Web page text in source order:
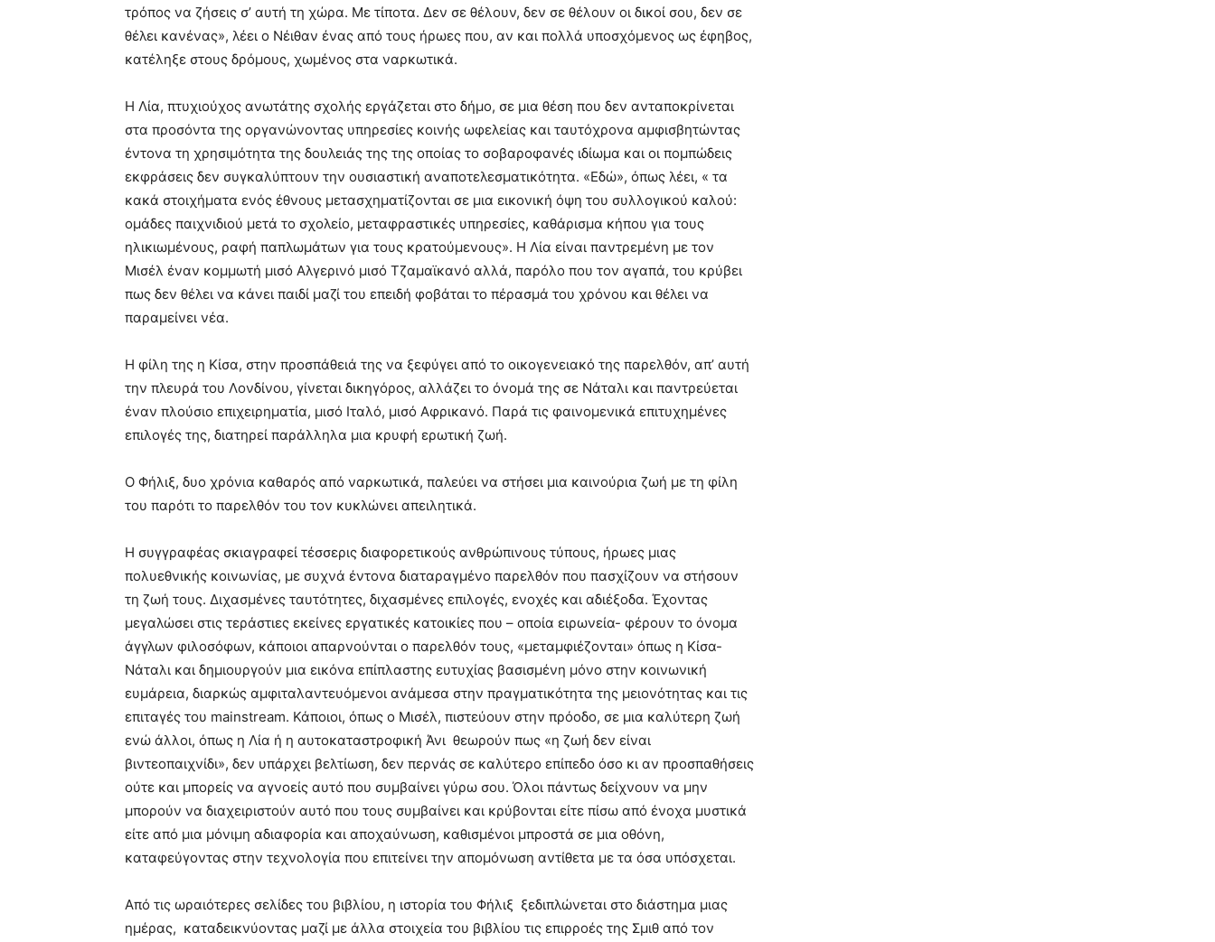
τρόπος να ζήσεις σ’ αυτή τη χώρα. Με τίποτα. Δεν σε θέλουν, δεν σε θέλουν οι δικοί σου, δεν σε
θέλει κανένας», λέει ο Νέιθαν ένας από τους ήρωες που, αν και πολλά υποσχόμενος ως έφηβος,
κατέληξε στους δρόμους, χωμένος στα ναρκωτικά.
Η Λία, πτυχιούχος ανωτάτης σχολής εργάζεται στο δήμο, σε μια θέση που δεν ανταποκρίνεται
στα προσόντα της οργανώνοντας υπηρεσίες κοινής ωφελείας και ταυτόχρονα αμφισβητώντας
έντονα τη χρησιμότητα της δουλειάς της της οποίας το σοβαροφανές ιδίωμα και οι πομπώδεις
εκφράσεις δεν συγκαλύπτουν την ουσιαστική αναποτελεσματικότητα. «Εδώ», όπως λέει, « τα
κακά στοιχήματα ενός έθνους μετασχηματίζονται σε μια εικονική όψη του συλλογικού καλού:
ομάδες παιχνιδιού μετά το σχολείο, μεταφραστικές υπηρεσίες, καθάρισμα κήπου για τους
ηλικιωμένους, ραφή παπλωμάτων για τους κρατούμενους». Η Λία είναι παντρεμένη με τον
Μισέλ έναν κομμωτή μισό Αλγερινό μισό Τζαμαϊκανό αλλά, παρόλο που τον αγαπά, του κρύβει
πως δεν θέλει να κάνει παιδί μαζί του επειδή φοβάται το πέρασμά του χρόνου και θέλει να
παραμείνει νέα.
Η φίλη της η Κίσα, στην προσπάθειά της να ξεφύγει από το οικογενειακό της παρελθόν, απ’ αυτή
την πλευρά του Λονδίνου, γίνεται δικηγόρος, αλλάζει το όνομά της σε Νάταλι και παντρεύεται
έναν πλούσιο επιχειρηματία, μισό Ιταλό, μισό Αφρικανό. Παρά τις φαινομενικά επιτυχημένες
επιλογές της, διατηρεί παράλληλα μια κρυφή ερωτική ζωή.
Ο Φήλιξ, δυο χρόνια καθαρός από ναρκωτικά, παλεύει να στήσει μια καινούρια ζωή με τη φίλη
του παρότι το παρελθόν του τον κυκλώνει απειλητικά.
Η συγγραφέας σκιαγραφεί τέσσερις διαφορετικούς ανθρώπινους τύπους, ήρωες μιας
πολυεθνικής κοινωνίας, με συχνά έντονα διαταραγμένο παρελθόν που πασχίζουν να στήσουν
τη ζωή τους. Διχασμένες ταυτότητες, διχασμένες επιλογές, ενοχές και αδιέξοδα. Έχοντας
μεγαλώσει στις τεράστιες εκείνες εργατικές κατοικίες που – οποία ειρωνεία- φέρουν το όνομα
άγγλων φιλοσόφων, κάποιοι απαρνούνται ο παρελθόν τους, «μεταμφιέζονται» όπως η Κίσα-
Νάταλι και δημιουργούν μια εικόνα επίπλαστης ευτυχίας βασισμένη μόνο στην κοινωνική
ευμάρεια, διαρκώς αμφιταλαντευόμενοι ανάμεσα στην πραγματικότητα της μειονότητας και τις
επιταγές του mainstream. Κάποιοι, όπως ο Μισέλ, πιστεύουν στην πρόοδο, σε μια καλύτερη ζωή
ενώ άλλοι, όπως η Λία ή η αυτοκαταστροφική Άνι θεωρούν πως «η ζωή δεν είναι
βιντεοπαιχνίδι», δεν υπάρχει βελτίωση, δεν περνάς σε καλύτερο επίπεδο όσο κι αν προσπαθήσεις
ούτε και μπορείς να αγνοείς αυτό που συμβαίνει γύρω σου. Όλοι πάντως δείχνουν να μην
μπορούν να διαχειριστούν αυτό που τους συμβαίνει και κρύβονται είτε πίσω από ένοχα μυστικά
είτε από μια μόνιμη αδιαφορία και αποχαύνωση, καθισμένοι μπροστά σε μια οθόνη,
καταφεύγοντας στην τεχνολογία που επιτείνει την απομόνωση αντίθετα με τα όσα υπόσχεται.
Από τις ωραιότερες σελίδες του βιβλίου, η ιστορία του Φήλιξ ξεδιπλώνεται στο διάστημα μιας
ημέρας, καταδεικνύοντας μαζί με άλλα στοιχεία του βιβλίου τις επιρροές της Σμιθ από τον